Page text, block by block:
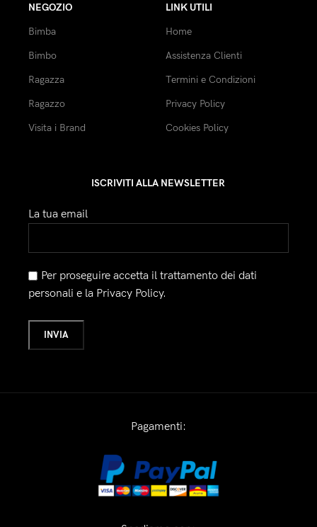
NEGOZIO
Bimba
Bimbo
Ragazza
Ragazzo
Visita i Brand
LINK UTILI
Home
Assistenza Clienti
Termini e Condizioni
Privacy Policy
Cookies Policy
ISCRIVITI ALLA NEWSLETTER
La tua email
Per proseguire accetta il trattamento dei dati
personali e la Privacy Policy.
Pagamenti: